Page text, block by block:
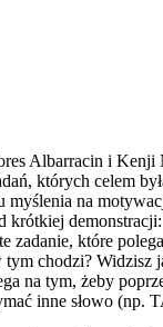
Albarracin i Kenji
których celem
myślenia na
krótkiej demonstracji:
zadanie, które
tym chodzi? Widzisz
na tym, żeby
inne słowo (np.